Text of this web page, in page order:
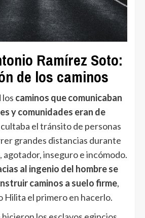
Ramírez Soto:
de los caminos
los caminos que comunicaban
y comunidades eran de
el tránsito de personas
grandes distancias durante
agotador, inseguro e incómodo.
al ingenio del hombre se
caminos a suelo firme,
Hilita el primero en hacerlo.